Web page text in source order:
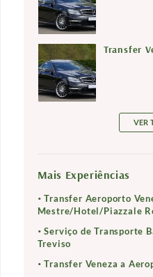
Transfer
VER
Mais Experiências
Transfer Aeroporto
Mestre/Hotel/Piazzale
Serviço de Transporte
Treviso
Transfer Veneza a